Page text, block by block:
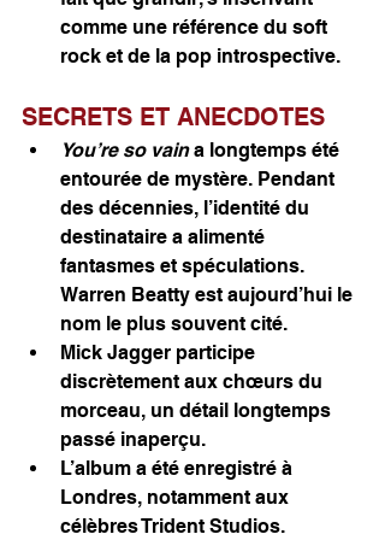
comme une référence du soft
rock et de la pop introspective.
SECRETS ET ANECDOTES
You’re so vain a longtemps été
entourée de mystère. Pendant
des décennies, l’identité du
destinataire a alimenté
fantasmes et spéculations.
Warren Beatty est aujourd’hui le
nom le plus souvent cité.
Mick Jagger participe
discrètement aux chœurs du
morceau, un détail longtemps
passé inaperçu.
L’album a été enregistré à
Londres, notamment aux
célèbres Trident Studios.